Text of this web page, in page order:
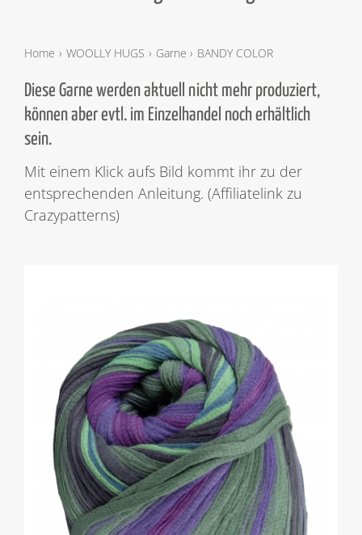
Home WOOLLY HUGS Garne BANDY COLOR
Diese Garne werden aktuell nicht mehr produziert,
können aber evtl. im Einzelhandel noch erhältlich
sein.
Mit einem Klick aufs Bild kommt ihr zu der
entsprechenden Anleitung. (Affiliatelink zu
Crazypatterns)